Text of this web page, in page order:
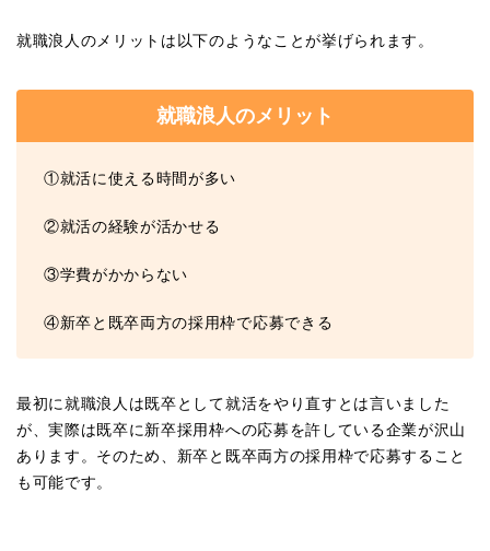
就職浪人のメリットは以下のようなことが挙げられます。
就職浪人のメリット
①就活に使える時間が多い
②就活の経験が活かせる
③学費がかからない
④新卒と既卒両方の採用枠で応募できる
最初に就職浪人は既卒として就活をやり直すとは言いました
が、実際は既卒に新卒採用枠への応募を許している企業が沢山
あります。そのため、新卒と既卒両方の採用枠で応募すること
も可能です。